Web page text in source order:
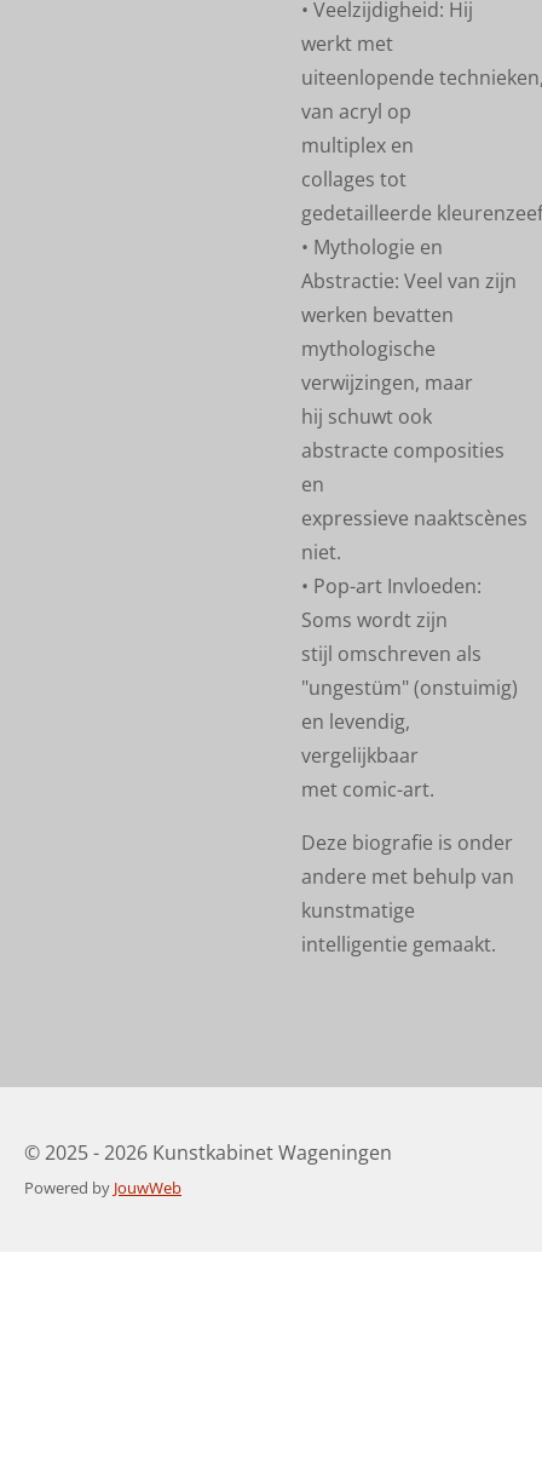
• Veelzijdigheid: Hij
werkt met
uiteenlopende
van acryl op
multiplex en
collages tot
gedetailleerde
• Mythologie en
Abstractie: Veel van zijn
werken bevatten
mythologische
verwijzingen, maar
hij schuwt ook
abstracte composities
en
expressieve naaktscènes
niet.
• Pop-art Invloeden:
Soms wordt zijn
stijl omschreven als
"ungestüm" (onstuimig)
en levendig,
vergelijkbaar
met comic-art.
Deze biografie is onder
andere met behulp van
kunstmatige
intelligentie gemaakt.
© 2025 - 2026 Kunstkabinet Wageningen
Powered by JouwWeb